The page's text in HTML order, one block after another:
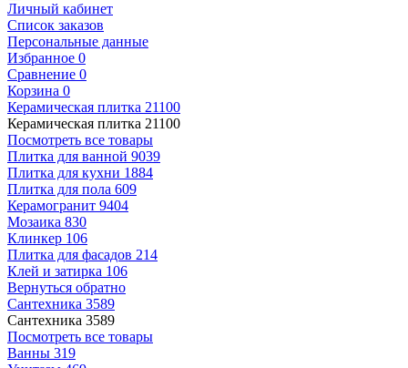
Личный кабинет
Список заказов
Персональные данные
Избранное 0
Сравнение 0
Корзина 0
Керамическая плитка 21100
Керамическая плитка 21100
Посмотреть все товары
Плитка для ванной 9039
Плитка для кухни 1884
Плитка для пола 609
Керамогранит 9404
Мозаика 830
Клинкер 106
Плитка для фасадов 214
Клей и затирка 106
Вернуться обратно
Сантехника 3589
Сантехника 3589
Посмотреть все товары
Ванны 319